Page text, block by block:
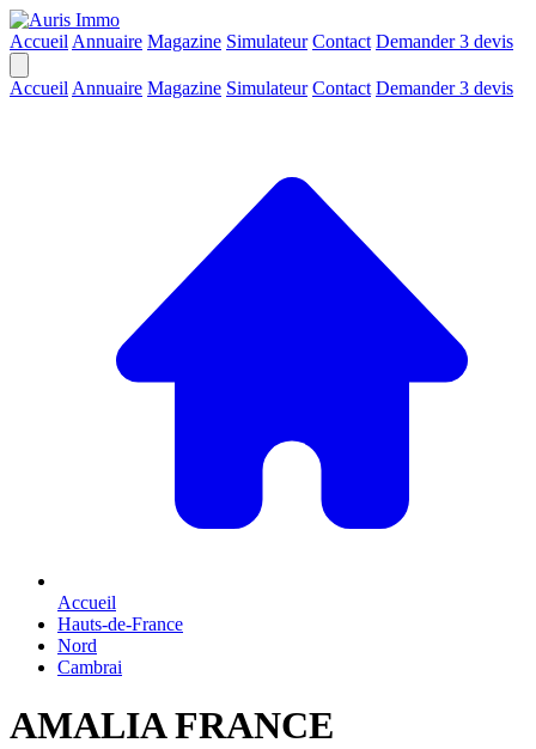
Accueil Annuaire Magazine Simulateur Contact Demander 3 devis
Accueil Annuaire Magazine Simulateur Contact Demander 3 devis
Accueil
Hauts-de-France
Nord
Cambrai
AMALIA FRANCE